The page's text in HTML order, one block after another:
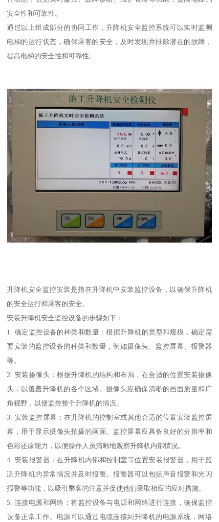
安全性和可靠性。
通过以上组成部分的协同工作，升降机安全监控系统可以实时监测
电梯的运行状态，确保乘客的安全，及时发现并排除潜在的故障，
提高电梯的安全性和可靠性。
升降机安全监控安装是指在升降机中安装监控设备，以确保升降机
的安全运行和乘客的安全。
安装升降机安全监控设备的步骤如下：
1. 确定监控设备的种类和数量：根据升降机的类型和规模，确定需
要安装的监控设备的种类和数量，例如摄像头、监控屏幕、报警器
等。
2. 安装摄像头：根据升降机的结构和布局，在合适的位置安装摄像
头，以覆盖升降机的各个区域。摄像头应确保清晰的画面质量和广
角视野，以便监控整个升降机的情况。
3. 安装监控屏幕：在升降机的控制室或其他合适的位置安装监控屏
幕，用于显示摄像头拍摄的画面。监控屏幕应具备良好的分辨率和
色彩还原能力，以便操作人员清晰地观察升降机内部情况。
4. 安装报警器：在升降机内部和控制室等位置安装报警器，用于监
测升降机的异常情况并及时报警。报警器可以包括声音报警和光闪
报警等功能，以吸引乘客的注意并促使他们采取相应的应对措施。
5. 连接电源和网络：将监控设备与电源和网络进行连接，确保监控
设备正常工作。电源可以通过电缆连接到升降机的电源系统，网络